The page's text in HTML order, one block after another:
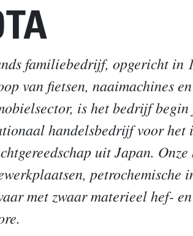
familiebedrijf, opgericht in
van fietsen, naaimachines
is het bedrijf
handelsbedrijf voor het
uit Japan.
petrochemische
met zwaar materieel hef-